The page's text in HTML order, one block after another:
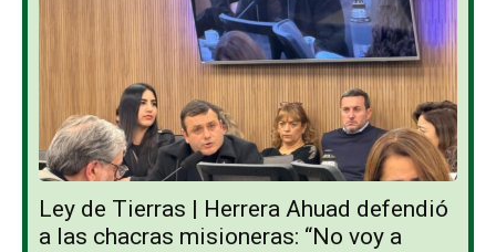
Ley de Tierras | Herrera Ahuad defendió
a las chacras misioneras: “No voy a